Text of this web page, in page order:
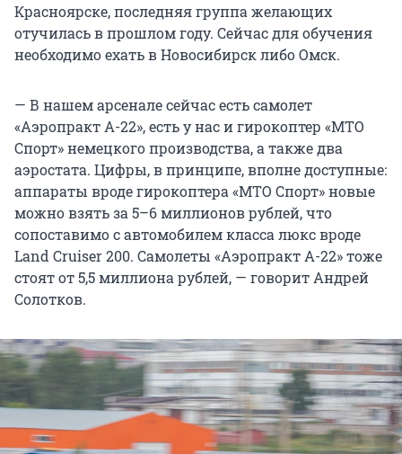
Красноярске, последняя группа желающих
отучилась в прошлом году. Сейчас для обучения
необходимо ехать в Новосибирск либо Омск.
— В нашем арсенале сейчас есть самолет
«Аэропракт А-22», есть у нас и гирокоптер «МТО
Спорт» немецкого производства, а также два
аэростата. Цифры, в принципе, вполне доступные:
аппараты вроде гирокоптера «МТО Спорт» новые
можно взять за 5–6 миллионов рублей, что
сопоставимо с автомобилем класса люкс вроде
Land Cruiser 200. Самолеты «Аэропракт А-22» тоже
стоят от 5,5 миллиона рублей, — говорит Андрей
Солотков.